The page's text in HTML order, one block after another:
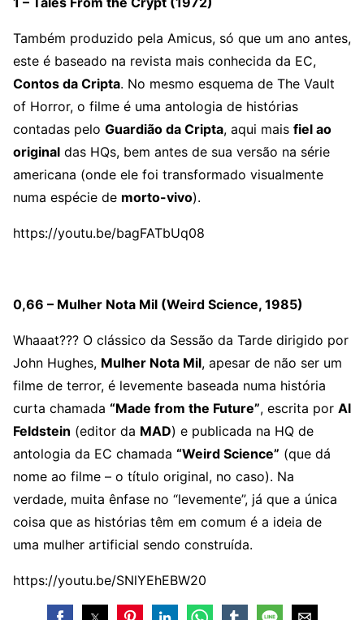
Também produzido pela Amicus, só que um ano antes,
este é baseado na revista mais conhecida da EC,
Contos da Cripta. No mesmo esquema de The Vault
of Horror, o filme é uma antologia de histórias
contadas pelo Guardião da Cripta, aqui mais fiel ao
original das HQs, bem antes de sua versão na série
americana (onde ele foi transformado visualmente
numa espécie de morto-vivo).
https://youtu.be/bagFATbUq08
0,66 – Mulher Nota Mil (Weird Science, 1985)
Whaaat??? O clássico da Sessão da Tarde dirigido por
John Hughes, Mulher Nota Mil, apesar de não ser um
filme de terror, é levemente baseada numa história
curta chamada “Made from the Future”, escrita por Al
Feldstein (editor da MAD) e publicada na HQ de
antologia da EC chamada “Weird Science” (que dá
nome ao filme – o título original, no caso). Na
verdade, muita ênfase no “levemente”, já que a única
coisa que as histórias têm em comum é a ideia de
uma mulher artificial sendo construída.
https://youtu.be/SNlYEhEBW20